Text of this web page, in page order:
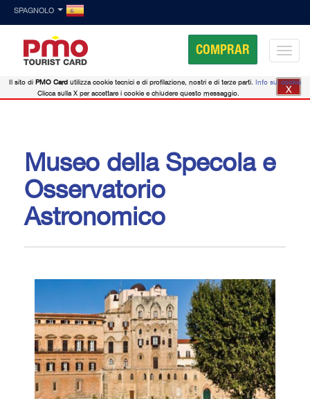
SPAGNOLO
COMPRAR
Museo della Specola e
Osservatorio
Astronomico
Il sito di PMO Card utilizza cookie tecnici e di profilazione, nostri e di terze parti. Info sui cookie
Clicca sulla X per accettare i cookie e chiudere questo messaggio.
X